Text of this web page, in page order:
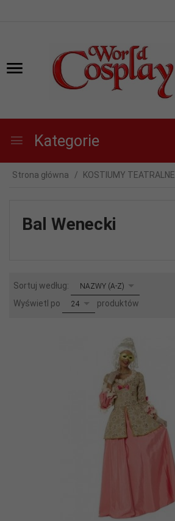
Kategorie
Strona główna KOSTIUMY TEATRALNE
Bal Wenecki
Sortuj według: sortNAZWY (A-Z)
Wyświetl po pop24 produktów